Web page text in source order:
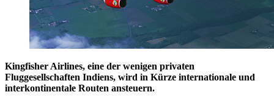
Kingfisher Airlines, eine der wenigen privaten
Fluggesellschaften Indiens, wird in Kürze internationale und
interkontinentale Routen ansteuern.